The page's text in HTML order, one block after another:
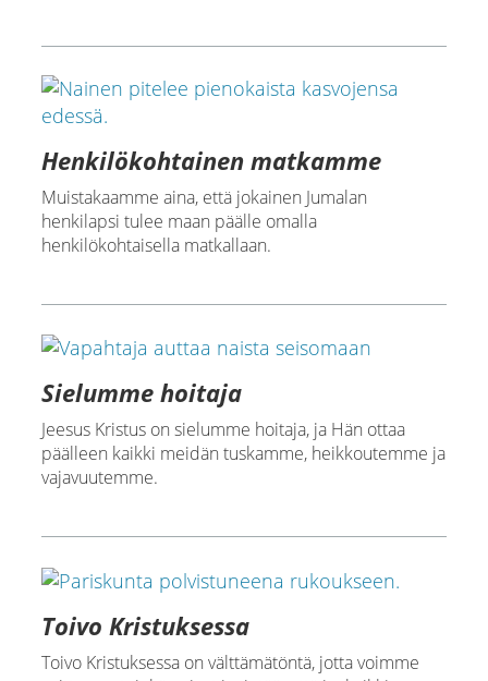
Henkilökohtainen matkamme
Muistakaamme aina, että jokainen Jumalan
henkilapsi tulee maan päälle omalla
henkilökohtaisella matkallaan.
Sielumme hoitaja
Jeesus Kristus on sielumme hoitaja, ja Hän ottaa
päälleen kaikki meidän tuskamme, heikkoutemme ja
vajavuutemme.
Toivo Kristuksessa
Toivo Kristuksessa on välttämätöntä, jotta voimme